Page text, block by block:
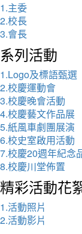
1.主委
2.校長
3.會長
系列活動
1.Logo及標語甄選
2.校慶運動會
3.校慶晚會活動
4.校慶藝文作品展
5.紙風車劇團展演
6.校史室啟用活動
7.校慶20週年紀念
8.校慶川堂佈置
精彩活動花
1.活動照片
2.活動影片